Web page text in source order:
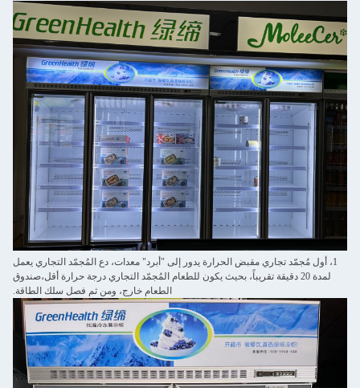
1، أول مُجمّد تجاري مقبض الحرارة يدور إلى "أبرد" معدات، دع المُجمّد التجاري يعمل
لمدة 20 دقيقة تقريباً، بحيث يكون للطعام المُجمّد التجاري درجة حرارة أقل،صندوق
الطعام خارج، ومن ثم فصل سلك الطاقة.